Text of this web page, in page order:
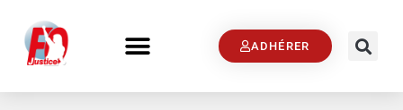
ADHÉRER